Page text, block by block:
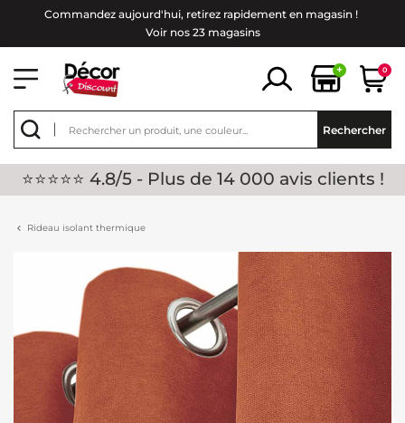
Commandez aujourd'hui, retirez rapidement en magasin !
Voir nos 23 magasins
+ 0
Rechercher
⭐⭐⭐⭐⭐ 4.8/5 - Plus de 14 000 avis clients !
Rideau isolant thermique